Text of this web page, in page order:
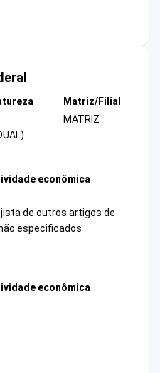
Matriz/Filial
MATRIZ
econômica
de outros artigos de
especificados
econômica